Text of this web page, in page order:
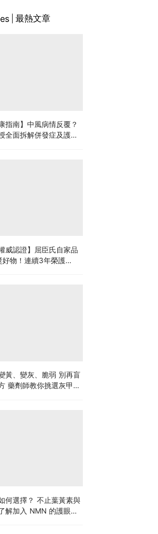
最熱文章
指南】中風病情反覆？
全面拆解併發症及護理
威認證】屈臣氏自家品
好物！連續3年榮護
黃、變灰、脆弱 別再盲
藥劑師教你挑選灰甲產
何選擇？ 不止葉黃素與
解加入 NMN 的護眼方